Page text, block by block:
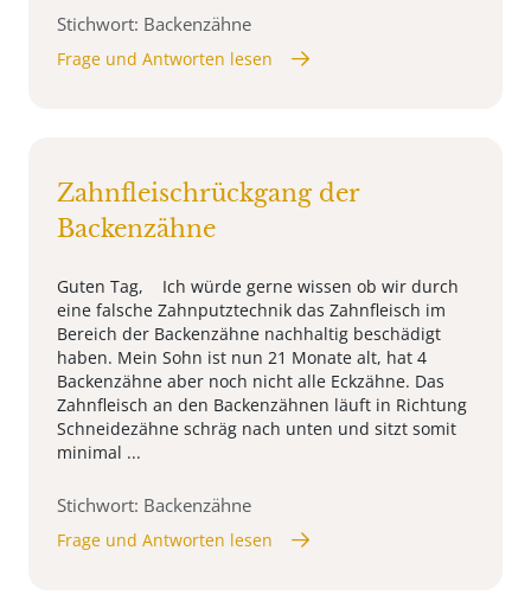
Stichwort: Backenzähne
Frage und Antworten lesen
Zahnfleischrückgang der
Backenzähne
Guten Tag, Ich würde gerne wissen ob wir durch
eine falsche Zahnputztechnik das Zahnfleisch im
Bereich der Backenzähne nachhaltig beschädigt
haben. Mein Sohn ist nun 21 Monate alt, hat 4
Backenzähne aber noch nicht alle Eckzähne. Das
Zahnfleisch an den Backenzähnen läuft in Richtung
Schneidezähne schräg nach unten und sitzt somit
minimal ...
Stichwort: Backenzähne
Frage und Antworten lesen